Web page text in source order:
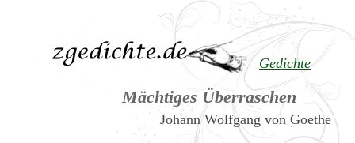
Gedichte
Mächtiges Überraschen
Johann Wolfgang von Goethe